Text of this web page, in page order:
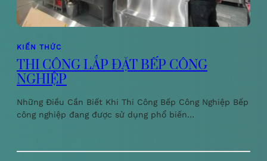
KIẾN THỨC
THI CÔNG LẮP ĐẶT BẾP CÔNG
NGHIỆP
Những Điều Cần Biết Khi Thi Công Bếp Công Nghiệp Bếp
công nghiệp đang được sử dụng phổ biến…